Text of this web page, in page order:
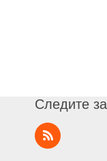
Следите